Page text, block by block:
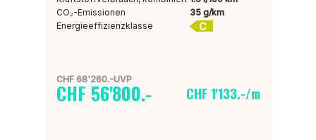
CO₂-Emissionen
35 g/km
Energieeffizienzklasse
C
CHF 68'260.-UVP
CHF 56'800.- CHF 1'133.-/m